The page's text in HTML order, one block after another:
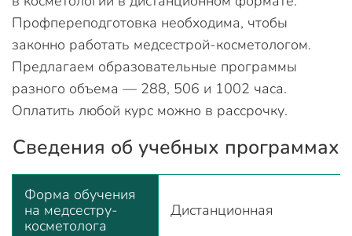
Профпереподготовка необходима, чтобы
законно работать медсестрой-косметологом.
Предлагаем образовательные программы
разного объема — 288, 506 и 1002 часа.
Оплатить любой курс можно в рассрочку.
Сведения об учебных программах
Форма обучения
на медсестру-
косметолога
Дистанционная